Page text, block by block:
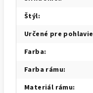
Štýl:
Určené pre pohlavie
Farba:
Farba rámu:
Materiál rámu: